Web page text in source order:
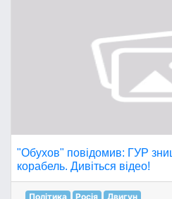
"Обухов" повідомив: ГУР
корабель. Дивіться відео!
Політика Росія Двигун